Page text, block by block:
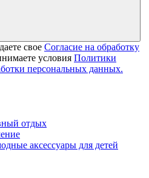
свое Согласие на обработку
условия Политики
персональных данных.
отдых
аксессуары для детей